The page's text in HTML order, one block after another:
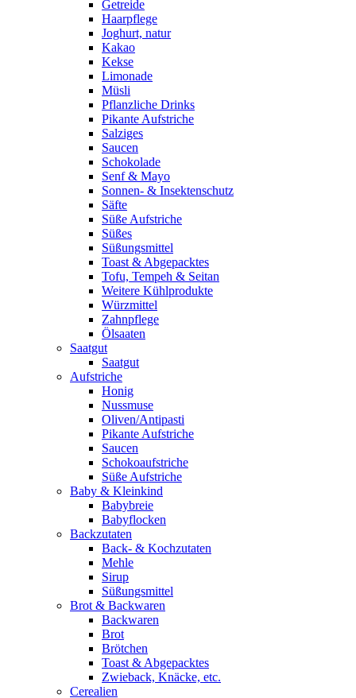
Getreide
Haarpflege
Joghurt, natur
Kakao
Kekse
Limonade
Müsli
Pflanzliche Drinks
Pikante Aufstriche
Salziges
Saucen
Schokolade
Senf & Mayo
Sonnen- & Insektenschutz
Säfte
Süße Aufstriche
Süßes
Süßungsmittel
Toast & Abgepacktes
Tofu, Tempeh & Seitan
Weitere Kühlprodukte
Würzmittel
Zahnpflege
Ölsaaten
Saatgut
Saatgut
Aufstriche
Honig
Nussmuse
Oliven/Antipasti
Pikante Aufstriche
Saucen
Schokoaufstriche
Süße Aufstriche
Baby & Kleinkind
Babybreie
Babyflocken
Backzutaten
Back- & Kochzutaten
Mehle
Sirup
Süßungsmittel
Brot & Backwaren
Backwaren
Brot
Brötchen
Toast & Abgepacktes
Zwieback, Knäcke, etc.
Cerealien